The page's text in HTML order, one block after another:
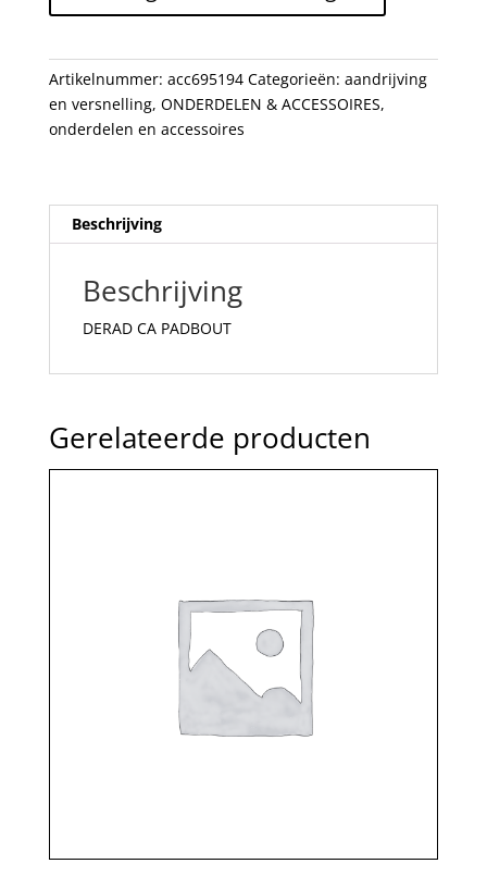
Artikelnummer: acc695194 Categorieën: aandrijving
en versnelling, ONDERDELEN & ACCESSOIRES,
onderdelen en accessoires
Beschrijving
Beschrijving
DERAD CA PADBOUT
Gerelateerde producten